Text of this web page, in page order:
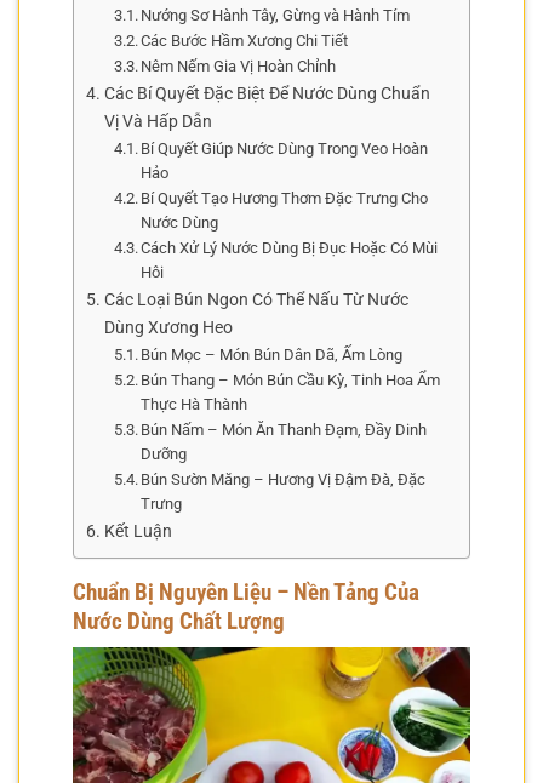
Nướng Sơ Hành Tây, Gừng và Hành Tím
Các Bước Hầm Xương Chi Tiết
Nêm Nếm Gia Vị Hoàn Chỉnh
Các Bí Quyết Đặc Biệt Để Nước Dùng Chuẩn
Vị Và Hấp Dẫn
Bí Quyết Giúp Nước Dùng Trong Veo Hoàn
Hảo
Bí Quyết Tạo Hương Thơm Đặc Trưng Cho
Nước Dùng
Cách Xử Lý Nước Dùng Bị Đục Hoặc Có Mùi
Hôi
Các Loại Bún Ngon Có Thể Nấu Từ Nước
Dùng Xương Heo
Bún Mọc – Món Bún Dân Dã, Ấm Lòng
Bún Thang – Món Bún Cầu Kỳ, Tinh Hoa Ẩm
Thực Hà Thành
Bún Nấm – Món Ăn Thanh Đạm, Đầy Dinh
Dưỡng
Bún Sườn Măng – Hương Vị Đậm Đà, Đặc
Trưng
Kết Luận
Chuẩn Bị Nguyên Liệu – Nền Tảng Của
Nước Dùng Chất Lượng